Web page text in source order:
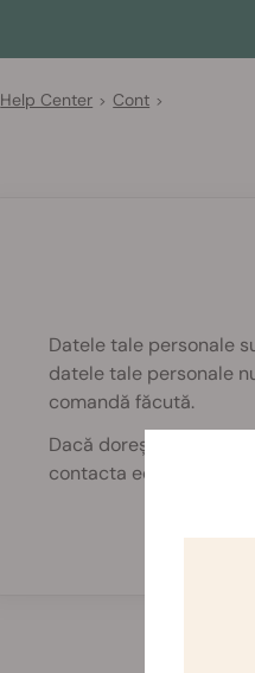
Help Center > Cont >
Datele tale personale
datele tale personale
comandă făcută.
Dacă dorești să-ți
contacta echipa